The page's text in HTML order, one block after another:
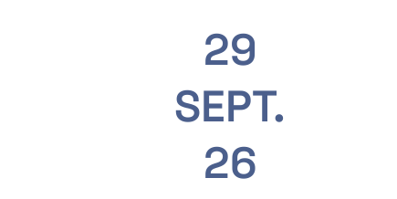
29
SEPT.
26